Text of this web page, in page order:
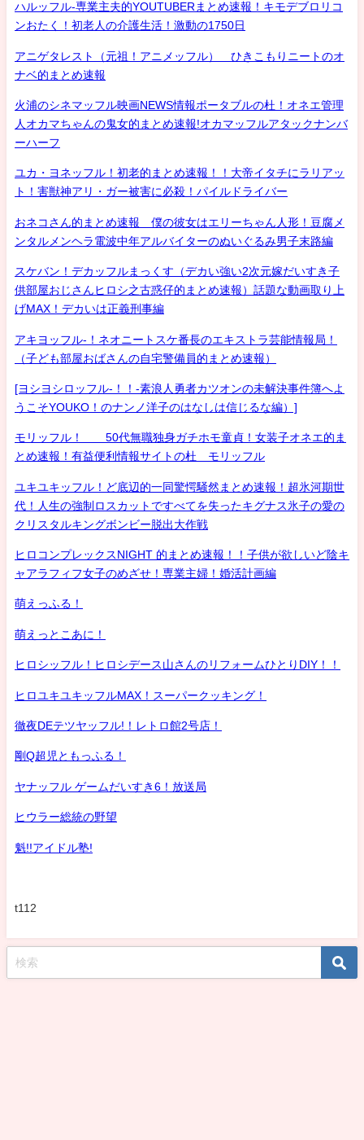
ハルッフル-専業主夫的YOUTUBERまとめ速報！キモデブロリコ
ンおたく！初老人の介護生活！激動の1750日
アニゲタレスト（元祖！アニメッフル） ひきこもりニートのオ
ナベ的まとめ速報
火浦のシネマッフル映画NEWS情報ポータブルの杜！オネエ管理
人オカマちゃんの鬼女的まとめ速報!オカマッフルアタックナンバ
ーハーフ
ユカ・ヨネッフル！初老的まとめ速報！！大帝イタチにラリアッ
ト！害獣神アリ・ガー被害に必殺！パイルドライバー
おネコさん的まとめ速報 僕の彼女はエリーちゃん人形！豆腐メ
ンタルメンヘラ電波中年アルバイターのぬいぐるみ男子末路編
スケバン！デカッフルまっくす（デカい強い2次元嫁だいすき子
供部屋おじさんヒロシ之古惑仔的まとめ速報）話題な動画取り上
げMAX！デカいは正義刑事編
アキヨッフル-！ネオニートスケ番長のエキストラ芸能情報局！
（子ども部屋おばさんの自宅警備員的まとめ速報）
[ヨシヨシロッフル-！！-素浪人勇者カツオンの未解決事件簿へよ
うこそYOUKO！のナンノ洋子のはなしは信じるな編）]
モリッフル！ 50代無職独身ガチホモ童貞！女装子オネエ的ま
とめ速報！有益便利情報サイトの杜 モリッフル
ユキユキッフル！ど底辺的一同驚愕騒然まとめ速報！超氷河期世
代！人生の強制ロスカットですべてを失ったキグナス氷子の愛の
クリスタルキングボンビー脱出大作戦
ヒロコンプレックスNIGHT 的まとめ速報！！子供が欲しいど陰キ
ャアラフィフ女子のめざせ！専業主婦！婚活計画編
萌えっふる！
萌えっとこあに！
ヒロシッフル！ヒロシデース山さんのリフォームひとりDIY！！
ヒロユキユキッフルMAX！スーパークッキング！
徹夜DEテツヤッフル!！レトロ館2号店！
剛Q超児ともっふる！
ヤナッフル ゲームだいすき6！放送局
ヒウラー総統の野望
魁!!アイドル塾!
t112